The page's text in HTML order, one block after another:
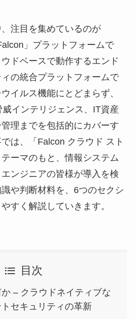
注目を集めているのが
」プラットフォームで
ドベースで動作するエンド
の統合プラットフォームで
イルス機能にとどまらず、
インテリジェンス、IT資産
理までを包括的にカバーす
は、「Falcon クラウド スト
ーマのもと、情報システム
ンジニアの皆様が導入を検
や判断材料を、6つのセクシ
すく解説していきます。
目次
– クラウドネイティブな
セキュリティの革新